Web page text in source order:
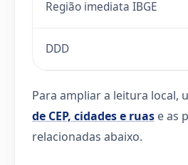
Região imediata IBGE
DDD
Para ampliar a leitura local,
de CEP, cidades e ruas e as
relacionadas abaixo.